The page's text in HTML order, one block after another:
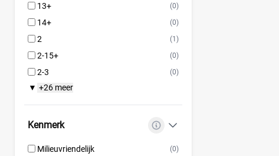
13+ (0)
14+ (0)
2 (1)
2-15+ (0)
2-3 (0)
▼ +26 meer
Kenmerk
Milieuvriendelijk (0)